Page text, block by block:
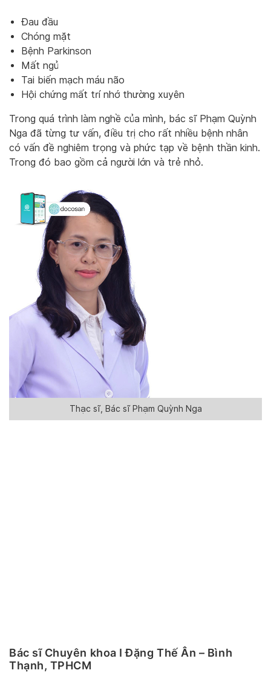
Đau đầu
Chóng mặt
Bệnh Parkinson
Mất ngủ
Tai biến mạch máu não
Hội chứng mất trí nhớ thường xuyên
Trong quá trình làm nghề của mình, bác sĩ Phạm Quỳnh
Nga đã từng tư vấn, điều trị cho rất nhiều bệnh nhân
có vấn đề nghiêm trọng và phức tạp về bệnh thần kinh.
Trong đó bao gồm cả người lớn và trẻ nhỏ.
Thạc sĩ, Bác sĩ Phạm Quỳnh Nga
Bác sĩ Chuyên khoa I Đặng Thế Ân – Bình
Thạnh, TPHCM